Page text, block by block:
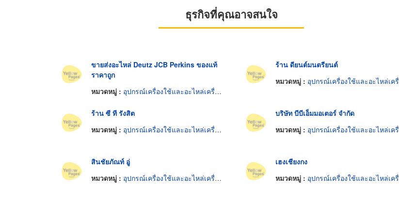
ธุรกิจที่คุณอาจสนใจ
ขายส่งอะไหล่ Deutz JCB Perkins ของแท้
ราคาถูก
หมวดหมู่ : อุปกรณ์เครื่องใช้และอะไหล่เครื่องยนต์
ร้าน ดียนต์มนตรียนต์
หมวดหมู่ : อุปกรณ์เครื่องใช้และอะไหล่เครื่องยนต์
ร้าน ซี ที รังสิต
หมวดหมู่ : อุปกรณ์เครื่องใช้และอะไหล่เครื่องยนต์
บริษัท บีบีเอ็มมอเตอร์ จำกัด
หมวดหมู่ : อุปกรณ์เครื่องใช้และอะไหล่เครื่องยนต์
สินชัยภัณท์ อู่
หมวดหมู่ : อุปกรณ์เครื่องใช้และอะไหล่เครื่องยนต์
เฮงเชียงกง
หมวดหมู่ : อุปกรณ์เครื่องใช้และอะไหล่เครื่องยนต์